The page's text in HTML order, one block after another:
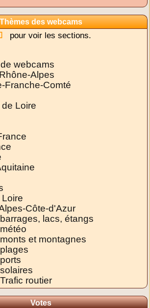
des webcams
pour voir les sections.
webcams
Alpes
Franche-Comté
Loire
Côte-d'Azur
lacs, étangs
et montagnes
routier
Votes